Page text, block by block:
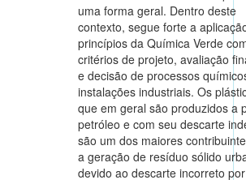
uma forma geral. Dentro deste
contexto, segue forte a
princípios da Química Verde
critérios de projeto, avaliação
e decisão de processos
instalações industriais. Os
que em geral são produzidos a
petróleo e com seu descarte
são um dos maiores
a geração de resíduo sólido
devido ao descarte incorreto